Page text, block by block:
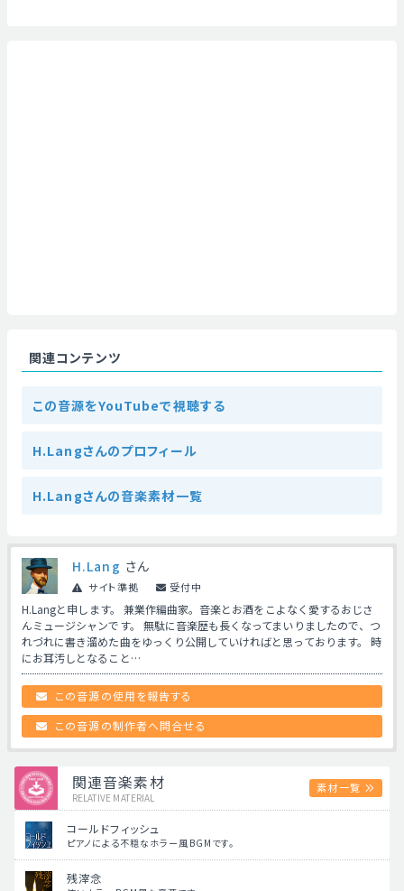
関連コンテンツ
この音源をYouTubeで視聴する
H.Langさんのプロフィール
H.Langさんの音楽素材一覧
H.Lang さん
サイト準拠 受付中
H.Langと申します。 兼業作編曲家。音楽とお酒をこよなく愛するおじさ
んミュージシャンです。 無駄に音楽歴も長くなってまいりましたので、つ
れづれに書き溜めた曲をゆっくり公開していければと思っております。 時
にお耳汚しとなること…
この音源の使用を報告する
この音源の制作者へ問合せる
関連音楽素材
RELATIVE MATERIAL
素材一覧
コールドフィッシュ
ピアノによる不穏なホラー風BGMです。
残滓念